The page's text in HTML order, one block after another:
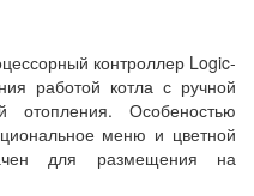
контроллер Logic-
работой котла с ручной
отопления. Особеностью
меню и цветной
для размещения на